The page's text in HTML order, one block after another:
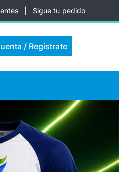
Sigue tu pedido
/ Registrate
/ Registrate